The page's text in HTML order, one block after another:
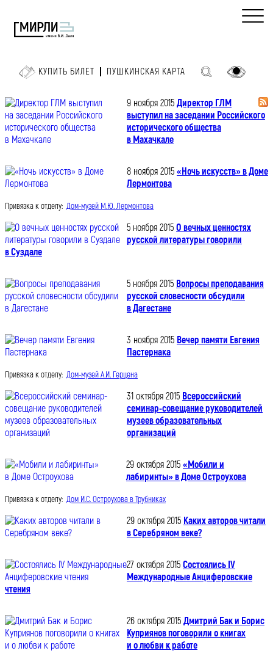
КУПИТЬ БИЛЕТ ПУШКИНСКАЯ КАРТА
9 ноября 2015 Директор ГЛМ
выступил на заседании Российского
исторического общества
в Махачкале
8 ноября 2015 «Ночь искусств» в Доме
Лермонтова
Привязка к отделу: Дом-музей М.Ю. Лермонтова
5 ноября 2015 О вечных ценностях
русской литературы говорили
в Суздале
5 ноября 2015 Вопросы преподавания
русской словесности обсудили
в Дагестане
3 ноября 2015 Вечер памяти Евгения
Пастернака
Привязка к отделу: Дом-музей А.И. Герцена
31 октября 2015 Всероссийский
семинар-совещание руководителей
музеев образовательных
организаций
29 октября 2015 «Мобили и
лабиринты» в Доме Остроухова
Привязка к отделу: Дом И.С. Остроухова в Трубниках
29 октября 2015 Каких авторов читали
в Серебряном веке?
27 октября 2015 Состоялись IV
Международные Анциферовские
чтения
26 октября 2015 Дмитрий Бак и Борис
Куприянов поговорили о книгах
и о любви к работе